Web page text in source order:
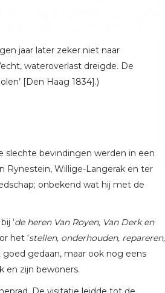
jaar later zeker niet naar
wateroverlast dreigde. De
[Den Haag 1834].)
slechte bevindingen werden in een
Rynestein, Willige-Langerak en ter
onbekend wat hij met de
‘de heren Van Royen, Van Derk en
het ‘stellen, onderhouden, repareren,
gedaan, maar ook nog eens
en zijn bewoners.